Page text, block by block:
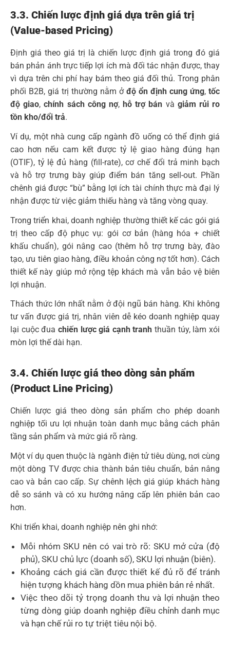
3.3. Chiến lược định giá dựa trên giá trị
(Value-based Pricing)
Định giá theo giá trị là chiến lược định giá trong đó giá
bán phản ánh trực tiếp lợi ích mà đối tác nhận được, thay
vì dựa trên chi phí hay bám theo giá đối thủ. Trong phân
phối B2B, giá trị thường nằm ở độ ổn định cung ứng, tốc
độ giao,chính sách công nợ,hỗ trợ bán và giảm rủi ro
tồn kho/đổi trả.
Ví dụ, một nhà cung cấp ngành đồ uống có thể định giá
cao hơn nếu cam kết được tỷ lệ giao hàng đúng hạn
(OTIF), tỷ lệ đủ hàng (fill-rate), cơ chế đổi trả minh bạch
và hỗ trợ trưng bày giúp điểm bán tăng sell-out. Phần
chênh giá được “bù” bằng lợi ích tài chính thực mà đại lý
nhận được từ việc giảm thiếu hàng và tăng vòng quay.
Trong triển khai, doanh nghiệp thường thiết kế các gói giá
trị theo cấp độ phục vụ: gói cơ bản (hàng hóa + chiết
khấu chuẩn), gói nâng cao (thêm hỗ trợ trưng bày, đào
tạo, ưu tiên giao hàng, điều khoản công nợ tốt hơn). Cách
thiết kế này giúp mở rộng tệp khách mà vẫn bảo vệ biên
lợi nhuận.
Thách thức lớn nhất nằm ở đội ngũ bán hàng. Khi không
tư vấn được giá trị, nhân viên dễ kéo doanh nghiệp quay
lại cuộc đua chiến lược giá cạnh tranh thuần túy, làm xói
mòn lợi thế dài hạn.
3.4. Chiến lược giá theo dòng sản phẩm
(Product Line Pricing)
Chiến lược giá theo dòng sản phẩm cho phép doanh
nghiệp tối ưu lợi nhuận toàn danh mục bằng cách phân
tầng sản phẩm và mức giá rõ ràng.
Một ví dụ quen thuộc là ngành điện tử tiêu dùng, nơi cùng
một dòng TV được chia thành bản tiêu chuẩn, bản nâng
cao và bản cao cấp. Sự chênh lệch giá giúp khách hàng
dễ so sánh và có xu hướng nâng cấp lên phiên bản cao
hơn.
Khi triển khai, doanh nghiệp nên ghi nhớ:
Mỗi nhóm SKU nên có vai trò rõ: SKU mở cửa (độ
phủ), SKU chủ lực (doanh số), SKU lợi nhuận (biên).
Khoảng cách giá cần được thiết kế đủ rõ để tránh
hiện tượng khách hàng dồn mua phiên bản rẻ nhất.
Việc theo dõi tỷ trọng doanh thu và lợi nhuận theo
từng dòng giúp doanh nghiệp điều chỉnh danh mục
và hạn chế rủi ro tự triệt tiêu nội bộ.